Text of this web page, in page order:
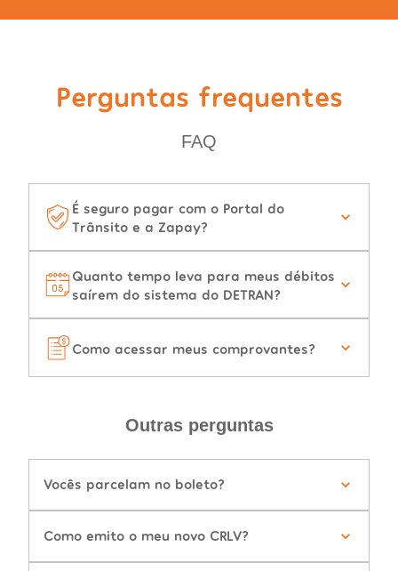
Perguntas frequentes
FAQ
É seguro pagar com o Portal do
Trânsito e a Zapay?
Quanto tempo leva para meus débitos
saírem do sistema do DETRAN?
Como acessar meus comprovantes?
Outras perguntas
Vocês parcelam no boleto?
Como emito o meu novo CRLV?